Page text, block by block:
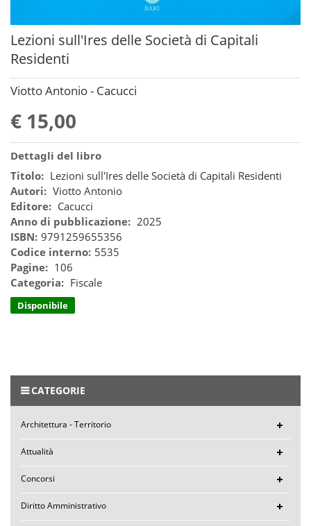
Lezioni sull'Ires delle Società di Capitali
Residenti
Viotto Antonio - Cacucci
€ 15,00
Dettagli del libro
Titolo: Lezioni sull'Ires delle Società di Capitali Residenti
Autori: Viotto Antonio
Editore: Cacucci
Anno di pubblicazione: 2025
ISBN: 9791259655356
Codice interno: 5535
Pagine: 106
Categoria: Fiscale
Disponibile
CATEGORIE
Architettura - Territorio
Attualità
Concorsi
Diritto Amministrativo